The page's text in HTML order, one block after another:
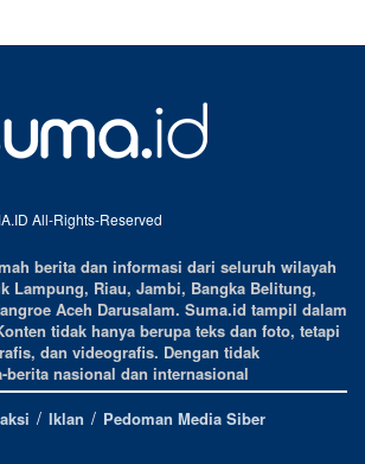
All-Rights-Reserved
berita dan informasi dari seluruh wilayah
Lampung, Riau, Jambi, Bangka Belitung,
Aceh Darusalam. Suma.id tampil dalam
tidak hanya berupa teks dan foto, tetapi
dan videografis. Dengan tidak
berita nasional dan internasional
Iklan Pedoman Media Siber